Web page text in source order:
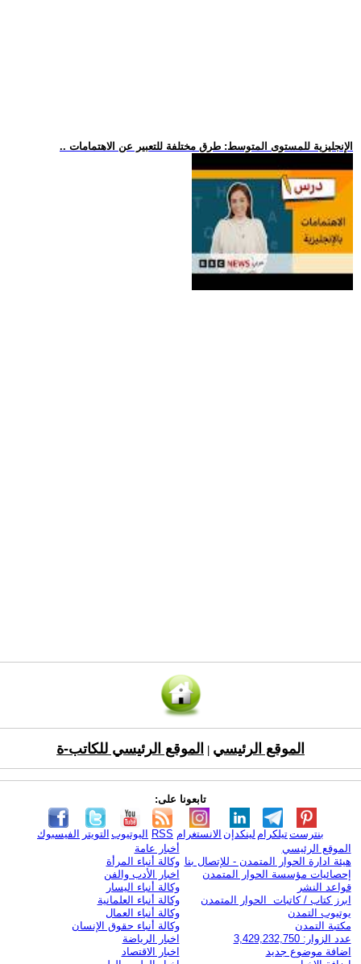
.. الإنجليزية للمستوى المتوسط: طرق مختلفة للتعبير عن الاهتمامات
الموقع الرئيسي الموقع الرئيسي للكاتب-ة
تابعونا على:
الفيسبوك التويتر اليوتيوب RSS الانستغرام لينكدإن تيلكرامبنترست
الموقع الرئيسي
هيئة ادارة الحوار المتمدن - للإتصال بنا
إحصائيات مؤسسة الحوار المتمدن
قواعد النشر
ابرز كتاب / كاتبات الحوار المتمدن
يوتيوب التمدن
مكتبة التمدن
عدد الزوار: 3,429,232,750
اضافة موضوع جديد
أخبار عامة
وكالة أنباء المرأة
اخبار الأدب والفن
وكالة أنباء اليسار
وكالة أنباء العلمانية
وكالة أنباء العمال
وكالة أنباء حقوق الإنسان
اخبار الرياضة
اخبار الاقتصاد